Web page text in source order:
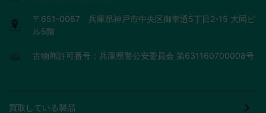
〒651-0087 兵庫県神戸市中央区御幸通5丁目2-15 大同ビ
ル5階
古物商許可番号：兵庫県警公安委員会 第631160700008号
買取している製品